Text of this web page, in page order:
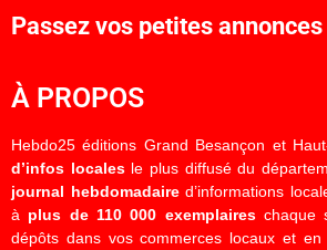
Passez vos petites annonces
À PROPOS
Hebdo25 éditions Grand Besançon et
d’infos localesle plus diffusé du
journal hebdomadaired’informations
à plus de 110 000 exemplaireschaque
dépôts dans vos commerces locaux et